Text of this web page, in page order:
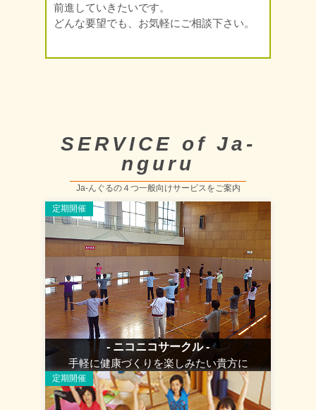
前進していきたいです。
どんな要望でも、お気軽にご相談下さい。
SERVICE of Ja-
nguru
Ja-んぐるの４つ一般向けサービスをご案内
定期開催
- ニコニコサークル -
手軽に健康づくりを楽しみたい貴方に
定期開催